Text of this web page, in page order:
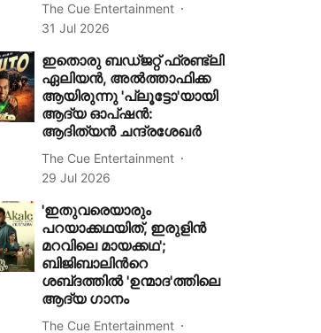
The Cue Entertainment
31 Jul 2026
ഇതൊരു ബഡ്ജറ്റ് ഫ്രണ്ട്‌ലി
ഏലിയൻ, അൽത്താഫിക്ക
ആയിരുന്നു 'പ്ലൂട്ടോ'യായി
ആദ്യ ഓപ്‌ഷൻ:
ആദിത്യൻ ചന്ദ്രശേഖർ
The Cue Entertainment
29 Jul 2026
'ഇതുവരെയാരും
പറയാക്കഥയിത്, ഇരുളിൻ
മറവിലെ മായക്കഥ';
ബിജിബാലിന്‍റെ
ശബ്‍ദത്തിൽ 'ഉന്മാദ'ത്തിലെ
ആദ്യ ഗാനം
The Cue Entertainment